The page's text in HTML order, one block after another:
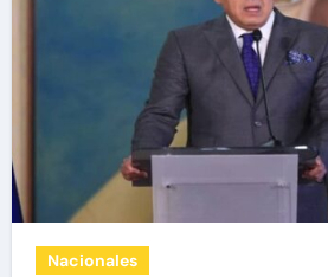
Nacionales